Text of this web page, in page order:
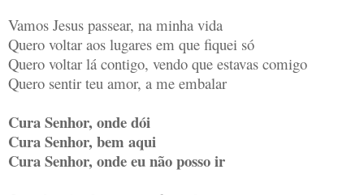
Vamos Jesus passear, na minha vida
Quero voltar aos lugares em que fiquei só
Quero voltar lá contigo, vendo que estavas comigo
Quero sentir teu amor, a me embalar
Cura Senhor, onde dói
Cura Senhor, bem aqui
Cura Senhor, onde eu não posso ir